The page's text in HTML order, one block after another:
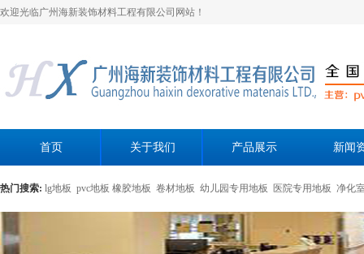
欢迎光临广州海新装饰材料工程有限公司网站！
首页 关于我们 产品展示 新闻
热门搜索: lg地板 pvc地板 橡胶地板 卷材地板 幼儿园专用地板 医院专用地板 净化